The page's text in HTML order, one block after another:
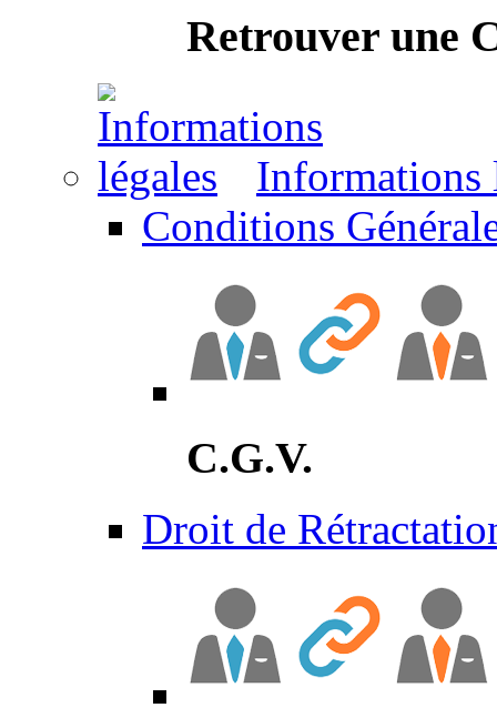
Retrouver une
Informations
Conditions
C.G.V.
Droit de